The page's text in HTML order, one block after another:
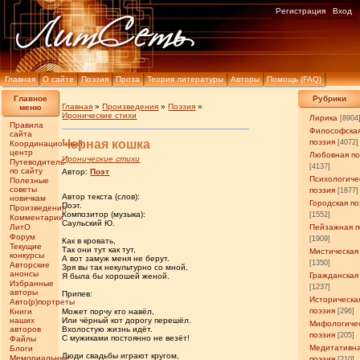
Главная О сайте Поэзия Проза Теория литературы Авторы Помощь (FAQ)
Регистрация Вход
Главное
меню
Правила
сайта
Координационный
центр
Путеводитель
по сайту
Полезные
советы
новичкам
Произведения
Комментарии
ЛитО
Форум
Текущие
конкурсы
Авторские
анонсы
Избранные
авторы
Авто(р)портреты
Книги
наших
авторов
Файлы
Блоги
Мемориальные
Рубрики
Лирика
поэзия [4072]
Любовная
[4137]
поэзия [1877]
Городская
[1552]
Пейзажная
[1909]
Мистическая
[1350]
Гражданская
[1237]
поэзия [296]
поэзия [205]
Главная »Произведения »Поэзия »
Иронические стихи
Черная кошка
Иронические стихи
Автор:Поэт
Автор текста (слов):
Поэт.
Композитор (музыка):
Саульский Ю.
Как в кровать,
Так они тут как тут,
А вот замуж меня не берут.
Зря вы так некультурно со мной,
Я была бы хорошей женой.
Припев:
Может порчу кто навёл,
Или чёрный кот дорогу перешёл.
Вхолостую жизнь идёт.
С мужиками постоянно не везёт!
Люди свадьбы играют кругом,